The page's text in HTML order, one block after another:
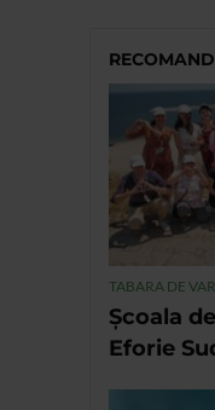
TABARA DE
Școala
Eforie